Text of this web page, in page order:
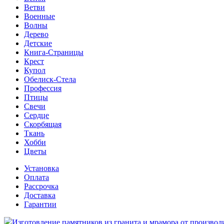
Ветви
Военные
Волны
Дерево
Детские
Книга-Страницы
Крест
Купол
Обелиск-Стела
Профессия
Птицы
Свечи
Сердце
Скорбящая
Ткань
Хобби
Цветы
Установка
Оплата
Рассрочка
Доставка
Гарантии
Изготовление памятников из гранита и мрамора от